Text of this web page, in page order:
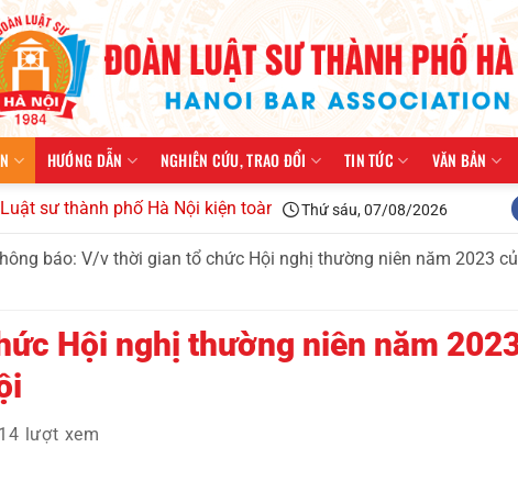
HƯỚNG DẪN NGHIÊN CỨU, TRAO ĐỔI TIN TỨC VĂN BẢN
phố Hà Nội kiện toàn tổ chức, triển khai công tác năm 2026
Thứ sáu, 07/08/2026
báo: V/v thời gian tổ chức Hội nghị thường niên năm 2023
Hội nghị thường niên năm
lượt xem